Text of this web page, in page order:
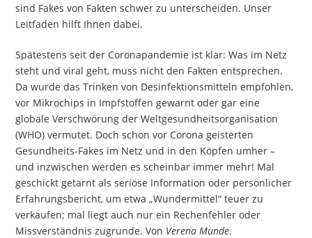
sind Fakes von Fakten schwer zu unterscheiden. Unser
Leitfaden hilft Ihnen dabei.
Spätestens seit der Coronapandemie ist klar: Was im Netz
steht und viral geht, muss nicht den Fakten entsprechen.
Da wurde das Trinken von Desinfektionsmitteln empfohlen,
vor Mikrochips in Impfstoffen gewarnt oder gar eine
globale Verschwörung der Weltgesundheitsorganisation
(WHO) vermutet. Doch schon vor Corona geisterten
Gesundheits-Fakes im Netz und in den Köpfen umher –
und inzwischen werden es scheinbar immer mehr! Mal
geschickt getarnt als seriöse Information oder persönlicher
Erfahrungsbericht, um etwa „Wundermittel“ teuer zu
verkaufen; mal liegt auch nur ein Rechenfehler oder
Missverständnis zugrunde. Von Verena Munde.